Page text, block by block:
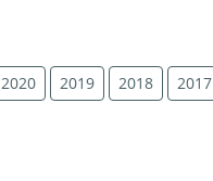
2020 2019 2018 2017